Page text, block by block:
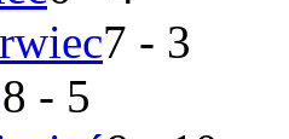
7 - 3
8 - 5